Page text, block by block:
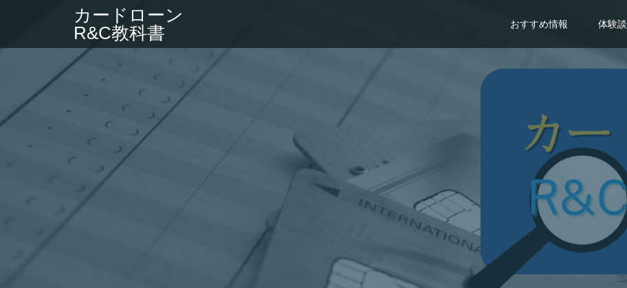
カードローン
R&C教科書
おすすめ情報 体験談